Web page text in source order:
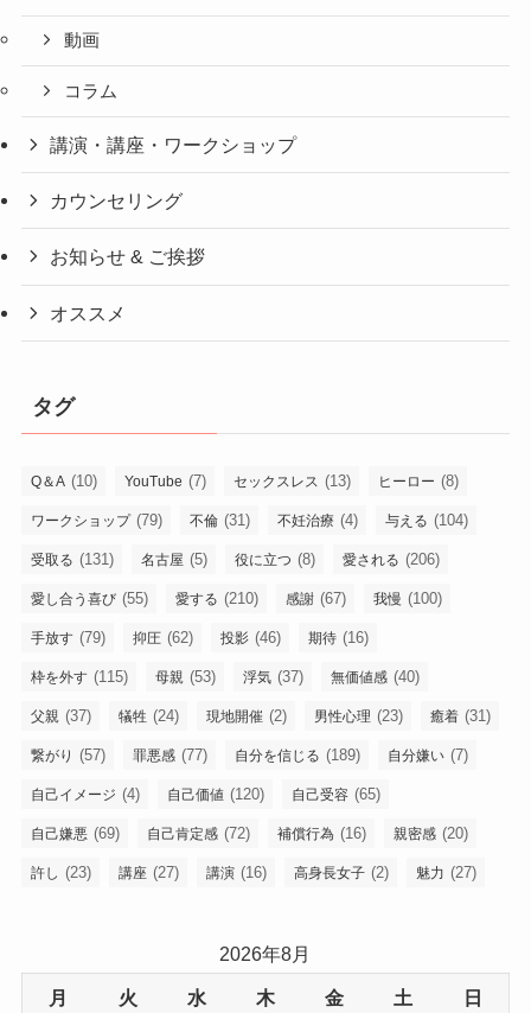
動画
コラム
講演・講座・ワークショップ
カウンセリング
お知らせ & ご挨拶
オススメ
タグ
Q＆A (10) YouTube (7) セックスレス (13) ヒーロー (8)
ワークショップ(79) 不倫 (31) 不妊治療 (4) 与える (104)
受取る (131) 名古屋 (5) 役に立つ (8) 愛される (206)
愛し合う喜び (55) 愛する (210) 感謝 (67) 我慢 (100)
手放す (79) 抑圧 (62) 投影 (46) 期待 (16)
枠を外す (115) 母親 (53) 浮気 (37) 無価値感 (40)
父親 (37) 犠牲 (24) 現地開催 (2) 男性心理 (23) 癒着 (31)
繋がり (57) 罪悪感 (77) 自分を信じる (189) 自分嫌い (7)
自己イメージ (4) 自己価値 (120) 自己受容 (65)
自己嫌悪 (69) 自己肯定感 (72) 補償行為 (16) 親密感 (20)
許し (23) 講座 (27) 講演 (16) 高身長女子 (2) 魅力 (27)
2026年8月
月 火 水 木 金 土 日